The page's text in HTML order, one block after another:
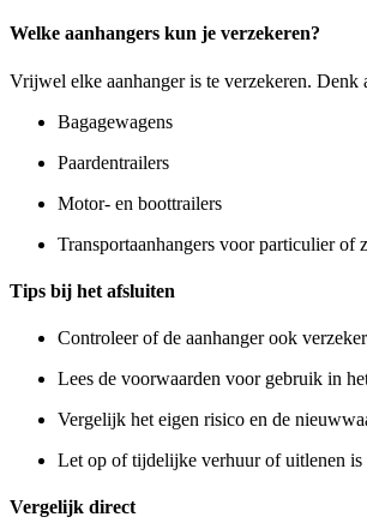
Welke aanhangers kun je verzekeren?
Vrijwel elke aanhanger is te verzekeren. Denk
Bagagewagens
Paardentrailers
Motor- en boottrailers
Transportaanhangers voor particulier of
Tips bij het afsluiten
Controleer of de aanhanger ook
Lees de voorwaarden voor gebruik in
Vergelijk het eigen risico en de
Let op of tijdelijke verhuur of uitlenen is
Vergelijk direct